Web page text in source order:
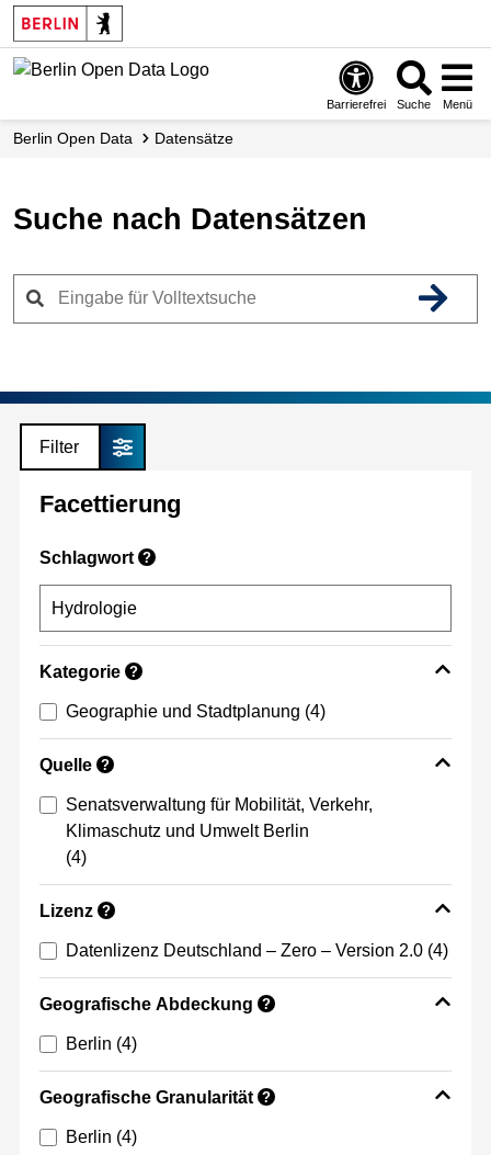
Skip
to
main
Barrierefrei Suche Menü
Berlin Open Data Datensätze
Suche nach Datensätzen
Filter
Facettierung
Schlagwort ?
Kategorie ?
Geographie und Stadtplanung (4)
Quelle ?
Senatsverwaltung für Mobilität, Verkehr,
Klimaschutz und Umwelt Berlin
(4)
Lizenz ?
Datenlizenz Deutschland – Zero – Version 2.0 (4)
Geografische Abdeckung ?
Berlin (4)
Geografische Granularität ?
Berlin (4)